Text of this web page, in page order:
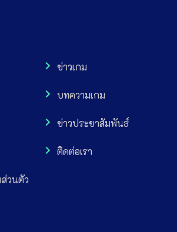
ข่าวเกม
บทความเกม
ข่าวประชาสัมพันธ์
ติดต่อเรา
วนตัว